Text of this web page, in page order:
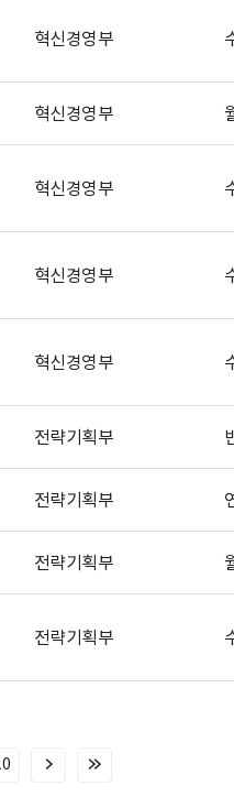
혁신경영부
혁신경영부
혁신경영부
혁신경영부
혁신경영부
전략기획부
전략기획부
전략기획부
전략기획부
다
마